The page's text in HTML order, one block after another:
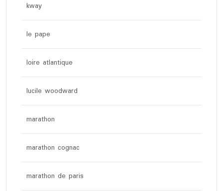
kway
le pape
loire atlantique
lucile woodward
marathon
marathon cognac
marathon de paris